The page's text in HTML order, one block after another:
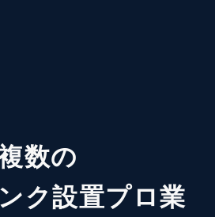
数の
ク設置プロ業